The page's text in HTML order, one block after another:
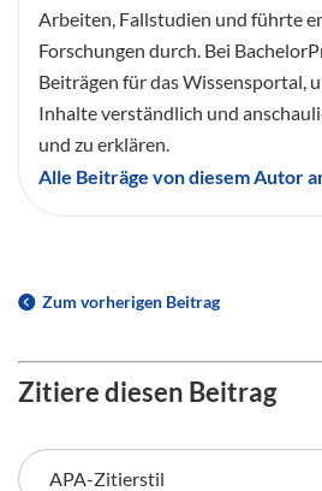
Arbeiten, Fallstudien und führte
Forschungen durch. Bei
Beiträgen für das Wissensportal,
Inhalte verständlich und
und zu erklären.
Alle Beiträge von diesem Autor
Zum vorherigen Beitrag
Zitiere diesen Beitrag